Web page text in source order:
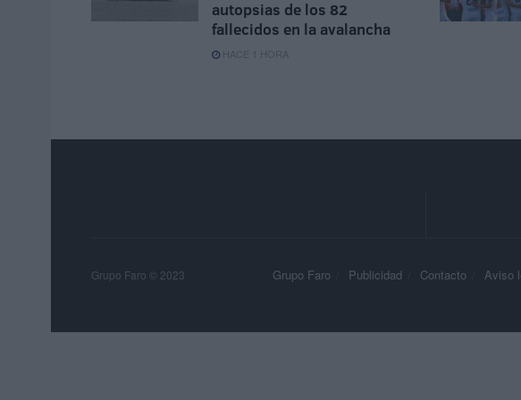
autopsias de los 82
fallecidos en la avalancha
HACE 1 HORA
Grupo Faro Publicidad Contacto Aviso
Grupo Faro © 2023